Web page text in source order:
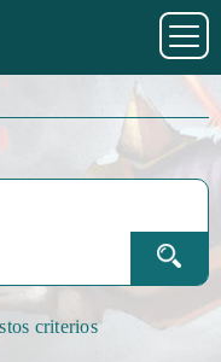
criterios